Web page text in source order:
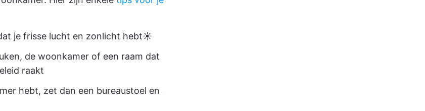
je frisse lucht en zonlicht hebt☀️
de woonkamer of een raam dat
raakt
hebt, zet dan een bureaustoel en